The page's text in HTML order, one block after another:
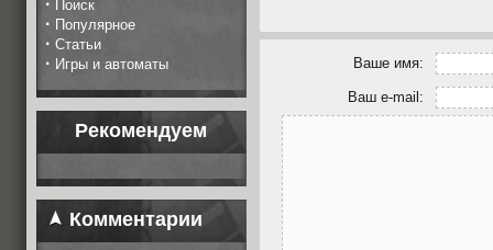
· Поиск
· Популярное
· Статьи
· Игры и автоматы
Рекомендуем
Комментарии
Ваше имя:
Ваш e-mail: